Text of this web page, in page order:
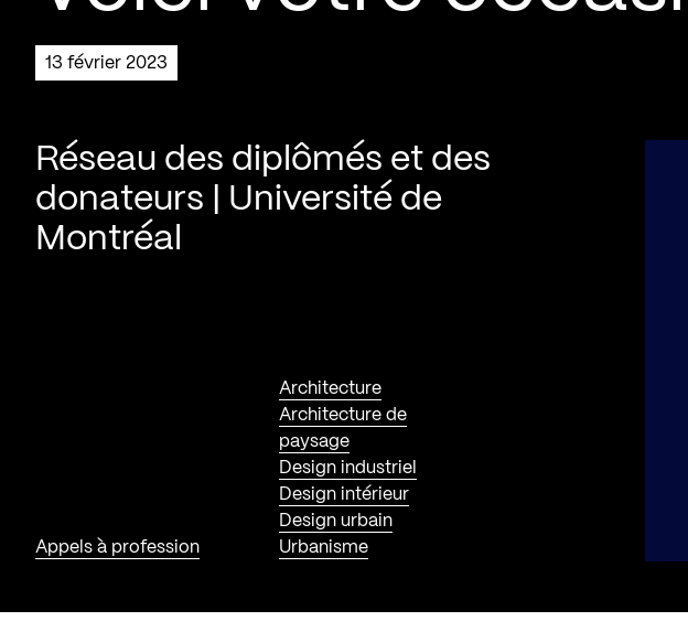
13 février 2023
Réseau des diplômés et des
donateurs | Université de
Montréal
Appels à profession
Architecture
Architecture de
paysage
Design industriel
Design intérieur
Design urbain
Urbanisme